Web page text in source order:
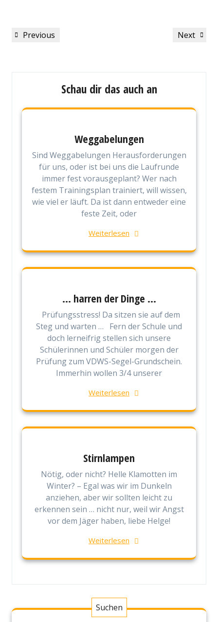
Beitragsnavigation
Previous
Previous
Next
Next
Schau dir das auch an
Weggabelungen
Sind Weggabelungen Herausforderungen
für uns, oder ist bei uns die Laufrunde
immer fest vorausgeplant? Wer nach
festem Trainingsplan trainiert, will wissen,
wie viel er läuft. Da ist dann entweder eine
feste Zeit, oder
Weiterlesen
… harren der Dinge …
Prüfungsstress! Da sitzen sie auf dem
Steg und warten … Fern der Schule und
doch lerneifrig stellen sich unsere
Schülerinnen und Schüler morgen der
Prüfung zum VDWS-Segel-Grundschein.
Immerhin wollen 3/4 unserer
Weiterlesen
Stirnlampen
Nötig, oder nicht? Helle Klamotten im
Winter? – Egal was wir im Dunkeln
anziehen, aber wir sollten leicht zu
erkennen sein … nicht nur, weil wir Angst
vor dem Jäger haben, liebe Helge!
Weiterlesen
Suchen